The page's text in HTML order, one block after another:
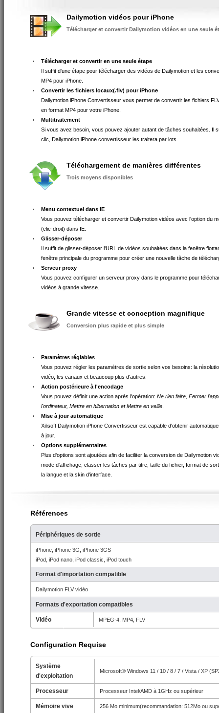
Dailymotion vidéos pour iPhone
Télécharger et convertir Dailymotion vidéos en une seule
Télécharger et convertir en une seule étape
Il suffit d'une étape pour télécharger des vidéos de Dailymotion et les
MP4 pour iPhone.
Convertir les fichiers locaux(.flv) pour iPhone
Dailymotion iPhone Convertisseur vous permet de convertir les fichiers
en format MP4 pour votre iPhone.
Multitraitement
Si vous avez besoin, vous pouvez ajouter autant de tâches souhaitées. Il
clic, Dailymotion iPhone convertisseur les traitera par lots.
Téléchargement de manières différentes
Trois moyens disponibles
Menu contextuel dans IE
Vous pouvez télécharger et convertir Dailymotion vidéos avec l'option du
(clic-droit) dans IE.
Glisser-déposer
Il suffit de glisser-déposer l'URL de vidéos souhaitées dans la fenêtre
fenêtre principale du programme pour créer une nouvelle tâche de
Serveur proxy
Vous pouvez configurer un serveur proxy dans le programme pour
vidéos à grande vitesse.
Grande vitesse et conception magnifique
Conversion plus rapide et plus simple
Paramètres réglables
Vous pouvez régler les paramètres de sortie selon vos besoins: la
vidéo, les canaux et beaucoup plus d'autres.
Action postérieure à l'encodage
Vous pouvez définir une action après l'opération: Ne rien faire, Fermer
l'ordinateur, Mettre en hibernation et Mettre en veille
Mise à jour automatique
Xilisoft Dailymotion iPhone Convertisseur est capable d'obtenir
à jour.
Options supplémentaires
Plus d'options sont ajoutées afin de faciliter la conversion de Dailymotion
mode d'affichage; classer les tâches par titre, taille du fichier, format de
la langue et la skin d'interface.
Références
Périphériques de sortie
iPhone, iPhone 3G, iPhone 3GS
iPod, iPod nano, iPod classic, iPod touch
Format d'importation compatible
Dailymotion FLV vidéo
Formats d'exportation compatibles
Vidéo MPEG-4, MP4, FLV
Configuration Requise
Système
d'exploitation
Microsoft® Windows 11 / 10 / 8 / 7 / Vista / XP
Processeur Processeur Intel/AMD à 1GHz ou supérieur
Mémoire vive 256 Mo minimum(recommandation: 512Mo ou